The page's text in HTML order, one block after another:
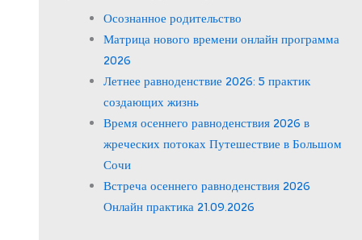
Осознанное родительство
Матрица нового времени онлайн программа
2026
Летнее равноденствие 2026: 5 практик
создающих жизнь
Время осеннего равноденствия 2026 в
жреческих потоках Путешествие в Большом
Сочи
Встреча осеннего равноденствия 2026
Онлайн практика 21.09.2026